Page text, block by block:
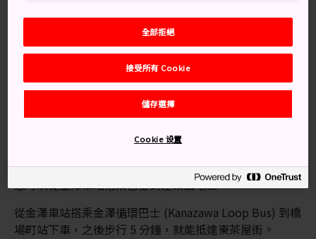
藝廊裡的金箔工坊 DIY 體驗
漫步歷史古鎮
由河的另一邊以不同角度欣賞茶屋
您可以從金澤車站搭乘巴士到達東山地區。
從金澤車站搭乘金澤循環巴士 (Kanazawa Loop Bus) 到橋
場町站下車，之後步行 5 分鐘，就能抵達東茶屋街。
全部拒絕
接受所有 Cookie
儲存選擇
Cookie 设置